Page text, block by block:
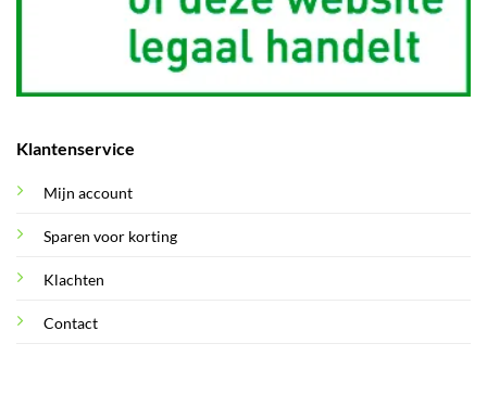
Klantenservice
Mijn account
Sparen voor korting
Klachten
Contact